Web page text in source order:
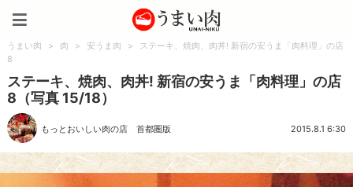
うまい肉 > 肉 > 安うま肉 >
ステーキ、焼肉、肉丼! 新宿の安うま「肉料理」の店
8
ステーキ、焼肉、肉丼! 新宿の安うま「肉料理」の店
8（写真 15/18）
もっとおいしい肉の店 首都圏版 2015.8.1 6:30